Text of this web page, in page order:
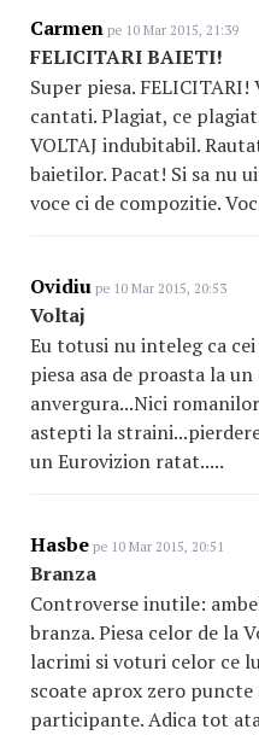
Carmen pe 10 Mar 2015, 21:39
FELICITARI BAIETI!
Super piesa.
cantati. Plagiat, ce
VOLTAJ indubitabil.
baietilor. Pacat! Si sa nu
voce ci de compozitie.
Ovidiu pe 10 Mar 2015, 20:53
Voltaj
Eu totusi nu inteleg ca
piesa asa de proasta la
anvergura...Nici
astepti la
un Eurovizion ratat.....
Hasbe pe 10 Mar 2015, 20:51
Branza
Controverse inutile:
branza. Piesa celor de la
lacrimi si voturi celor ce
scoate aprox zero
participante. Adica tot